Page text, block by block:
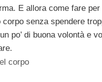
E allora come fare
corpo senza spendere
po’ di buona volontà e
corpo